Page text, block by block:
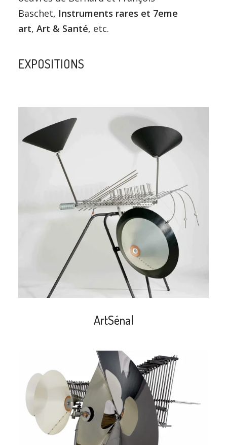
Baschet, Instruments rares et 7eme
art, Art & Santé, etc.
EXPOSITIONS
search
ArtSénal